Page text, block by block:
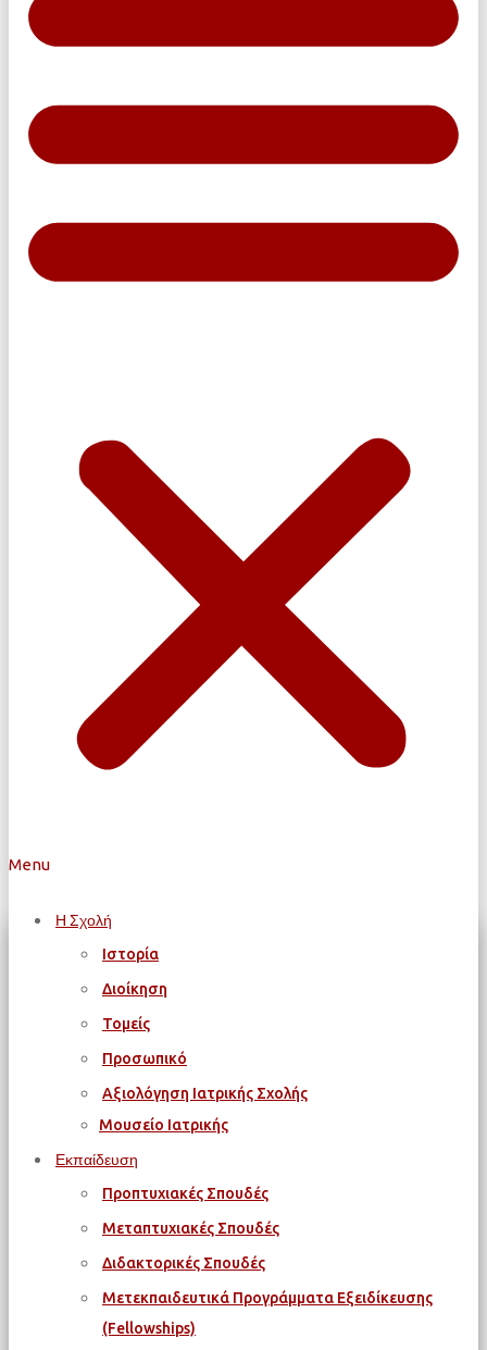
Menu
Η Σχολή
Ιστορία
Διοίκηση
Τομείς
Προσωπικό
Αξιολόγηση Ιατρικής Σχολής
Μουσείο Ιατρικής
Εκπαίδευση
Προπτυχιακές Σπουδές
Μεταπτυχιακές Σπουδές
Διδακτορικές Σπουδές
Μετεκπαιδευτικά Προγράμματα Εξειδίκευσης
(Fellowships)